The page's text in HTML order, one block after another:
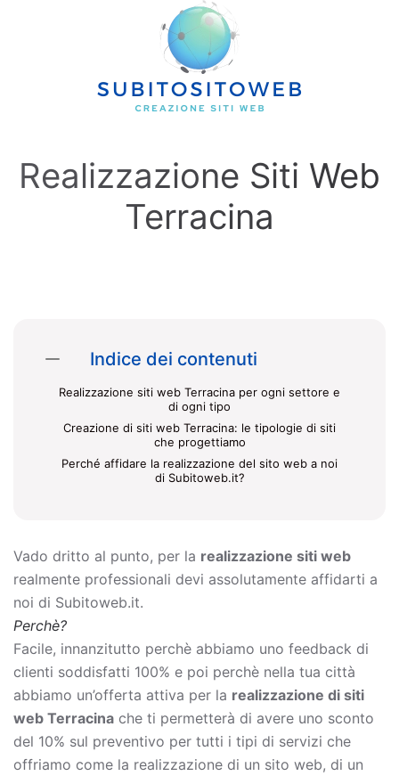
Skip to main content
Realizzazione Siti Web
Terracina
Indice dei contenuti
Realizzazione siti web Terracina per ogni settore e
di ogni tipo
Creazione di siti web Terracina: le tipologie di siti
che progettiamo
Perché affidare la realizzazione del sito web a noi
di Subitoweb.it?
Vado dritto al punto, per la realizzazione siti web
realmente professionali devi assolutamente affidarti a
noi di Subitoweb.it.
Perchè?
Facile, innanzitutto perchè abbiamo uno feedback di
clienti soddisfatti 100% e poi perchè nella tua città
abbiamo un’offerta attiva per la realizzazione di siti
web Terracina che ti permetterà di avere uno sconto
del 10% sul preventivo per tutti i tipi di servizi che
offriamo come la realizzazione di un sito web, di un